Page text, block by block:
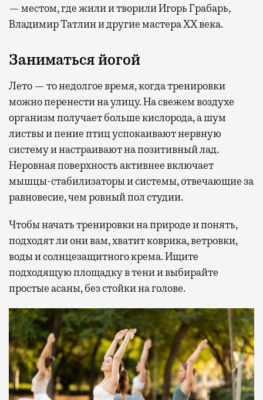
— местом, где жили и творили Игорь Грабарь,
Владимир Татлин и другие мастера XX века.
Заниматься йогой
Лето — то недолгое время, когда тренировки
можно перенести на улицу. На свежем воздухе
организм получает больше кислорода, а шум
листвы и пение птиц успокаивают нервную
систему и настраивают на позитивный лад.
Неровная поверхность активнее включает
мышцы-стабилизаторы и системы, отвечающие за
равновесие, чем ровный пол студии.
Чтобы начать тренировки на природе и понять,
подходят ли они вам, хватит коврика, ветровки,
воды и солнцезащитного крема. Ищите
подходящую площадку в тени и выбирайте
простые асаны, без стойки на голове.